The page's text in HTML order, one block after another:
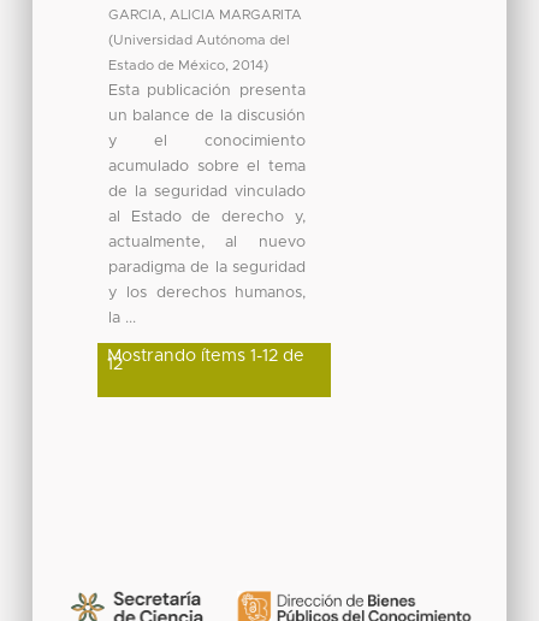
GARCIA, ALICIA MARGARITA
(Universidad Autónoma del
Estado de México, 2014)
Esta publicación presenta
un balance de la discusión
y el conocimiento
acumulado sobre el tema
de la seguridad vinculado
al Estado de derecho y,
actualmente, al nuevo
paradigma de la seguridad
y los derechos humanos,
la ...
Mostrando ítems 1-12 de
12